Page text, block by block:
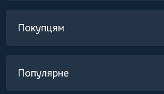
Покупцям
Популярне